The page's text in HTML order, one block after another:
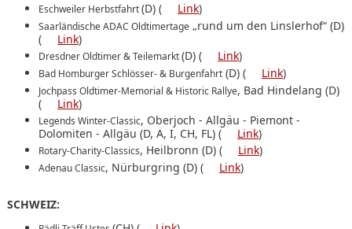
Eschweiler Herbstfahrt(D) ( Link)
Saarländische ADAC Oldtimertage „rund um den Linslerhof“ (D)
(
Link)
Dresdner Oldtimer & Teilemarkt(D) ( Link)
Bad Homburger Schlösser- & Burgenfahrt (D) ( Link)
Jochpass Oldtimer-Memorial & Historic Rallye, Bad Hindelang (D)
(
Link)
Legends Winter-Classic, Oberjoch - Allgäu ‐ Piemont ‐
Dolomiten ‐ Allgäu (D, A, I, CH, FL) (
Link)
Rotary-Charity-Classics, Heilbronn (D) ( Link)
Adenau Classic, Nürburgring (D) ( Link)
SCHWEIZ: